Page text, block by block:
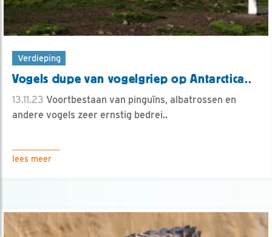
Verdieping
Vogels dupe van vogelgriep op Antarctica..
13.11.23 Voortbestaan van pinguïns, albatrossen en
andere vogels zeer ernstig bedrei..
lees meer